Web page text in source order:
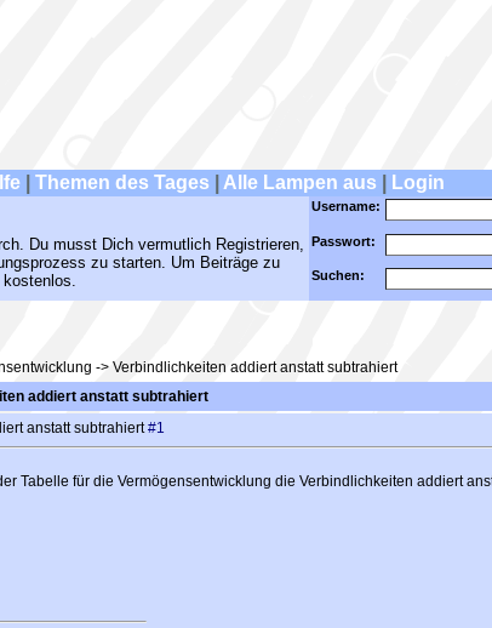
Themen des Tages Alle Lampen aus Login
Du musst Dich vermutlich Registrieren,
zu starten. Um Beiträge zu
Username:
Passwort:
Suchen:
-> Verbindlichkeiten addiert anstatt subtrahiert
addiert anstatt subtrahiert
anstatt subtrahiert#1
Tabelle für die Vermögensentwicklung die Verbindlichkeiten addiert